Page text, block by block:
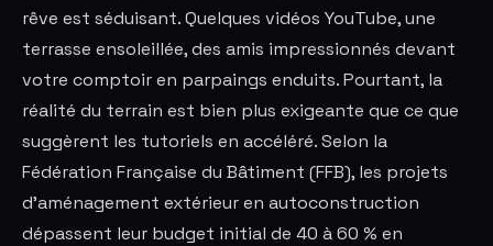
rêve est séduisant. Quelques vidéos YouTube, une
terrasse ensoleillée, des amis impressionnés devant
votre comptoir en parpaings enduits. Pourtant, la
réalité du terrain est bien plus exigeante que ce que
suggèrent les tutoriels en accéléré. Selon la
Fédération Française du Bâtiment (FFB), les projets
d'aménagement extérieur en autoconstruction
dépassent leur budget initial de 40 à 60 % en